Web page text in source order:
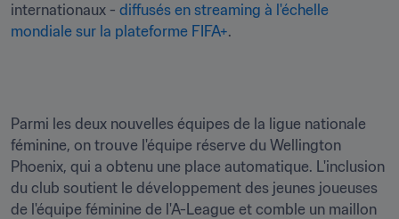
internationaux - diffusés en streaming à l'échelle
mondiale sur la plateforme FIFA+.
Parmi les deux nouvelles équipes de la ligue nationale
féminine, on trouve l'équipe réserve du Wellington
Phoenix, qui a obtenu une place automatique. L'inclusion
du club soutient le développement des jeunes joueuses
de l'équipe féminine de l'A-League et comble un maillon